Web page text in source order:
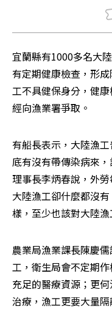
宜蘭縣有1000多名大
有定期健康檢查，形
工不具健保身分，健
經向漁業署爭取。
有船長表示，大陸漁
底有沒有帶傳染病來
理事長李炳春說，外
大陸漁工卻什麼都沒
樣，至少也該對大陸
農業局漁業課長陳慶
工，衛生局會不定期
充足的醫療資源；更
治療，漁工更要大量